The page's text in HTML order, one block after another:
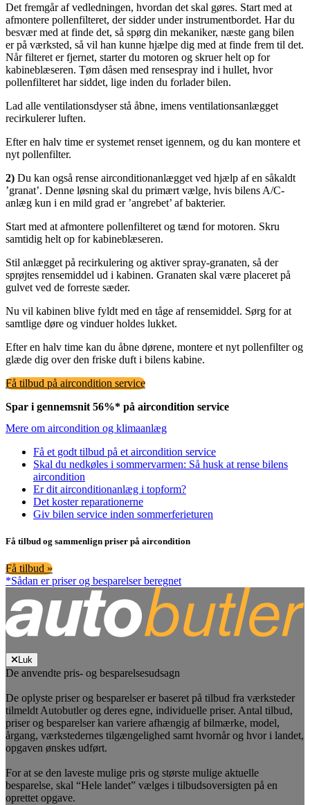
Det fremgår af vedledningen, hvordan det skal gøres. Start med at
afmontere pollenfilteret, der sidder under instrumentbordet. Har du
besvær med at finde det, så spørg din mekaniker, næste gang bilen
er på værksted, så vil han kunne hjælpe dig med at finde frem til det.
Når filteret er fjernet, starter du motoren og skruer helt op for
kabineblæseren. Tøm dåsen med rensespray ind i hullet, hvor
pollenfilteret har siddet, lige inden du forlader bilen.
Lad alle ventilationsdyser stå åbne, imens ventilationsanlægget
recirkulerer luften.
Efter en halv time er systemet renset igennem, og du kan montere et
nyt pollenfilter.
2) Du kan også rense airconditionanlægget ved hjælp af en såkaldt
’granat’. Denne løsning skal du primært vælge, hvis bilens A/C-
anlæg kun i en mild grad er ’angrebet’ af bakterier.
Start med at afmontere pollenfilteret og tænd for motoren. Skru
samtidig helt op for kabineblæseren.
Stil anlægget på recirkulering og aktiver spray-granaten, så der
sprøjtes rensemiddel ud i kabinen. Granaten skal være placeret på
gulvet ved de forreste sæder.
Nu vil kabinen blive fyldt med en tåge af rensemiddel. Sørg for at
samtlige døre og vinduer holdes lukket.
Efter en halv time kan du åbne dørene, montere et nyt pollenfilter og
glæde dig over den friske duft i bilens kabine.
Få tilbud på aircondition service
Spar i gennemsnit 56%* på aircondition service
Mere om aircondition og klimaanlæg
Få et godt tilbud på et aircondition service
Skal du nedkøles i sommervarmen: Så husk at rense bilens
aircondition
Er dit airconditionanlæg i topform?
Det koster reparationerne
Giv bilen service inden sommerferieturen
Få tilbud og sammenlign priser på aircondition
Få tilbud »
*Sådan er priser og besparelser beregnet
Luk
De anvendte pris- og besparelsesudsagn
De oplyste priser og besparelser er baseret på tilbud fra værksteder
tilmeldt Autobutler og deres egne, individuelle priser. Antal tilbud,
priser og besparelser kan variere afhængig af bilmærke, model,
årgang, værkstedernes tilgængelighed samt hvornår og hvor i landet,
opgaven ønskes udført.
For at se den laveste mulige pris og største mulige aktuelle
besparelse, skal “Hele landet” vælges i tilbudsoversigten på en
oprettet opgave.